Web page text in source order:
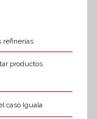
refinerías
productos
caso Iguala